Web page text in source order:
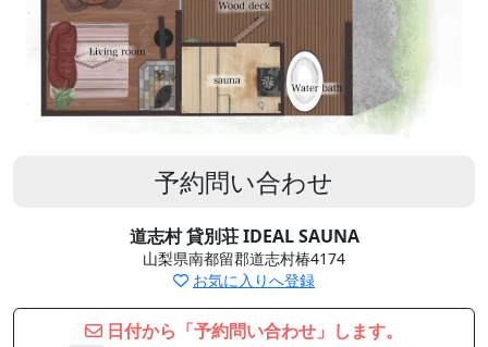
予約問い合わせ
道志村 貸別荘 IDEAL SAUNA
山梨県南都留郡道志村椿4174
お気に入りへ登録
日付から「予約問い合わせ」します。